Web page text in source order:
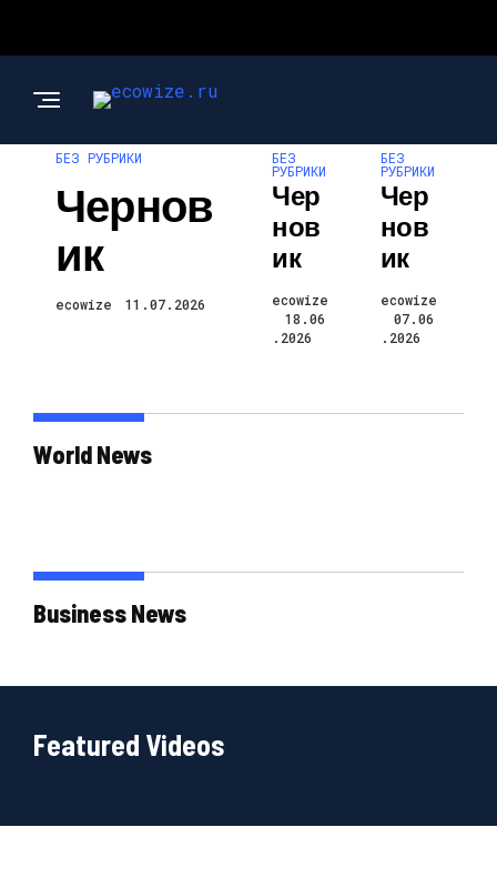
БЕЗ РУБРИКИ
Чернов
Ик
ecowize 11.07.2026
БЕЗ
РУБРИКИ
Чер
Нов
Ик
ecowize
18.06
.2026
БЕЗ
РУБРИКИ
Чер
Нов
Ик
ecowize
07.06
.2026
World News
Business News
Featured Videos